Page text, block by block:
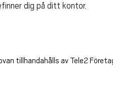
dig på ditt kontor.
tillhandahålls av Tele2